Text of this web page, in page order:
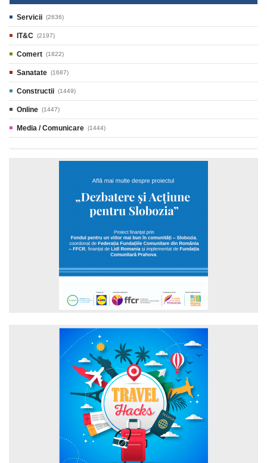
Servicii (2636)
IT&C (2197)
Comert (1822)
Sanatate (1687)
Constructii (1449)
Online (1447)
Media / Comunicare (1444)